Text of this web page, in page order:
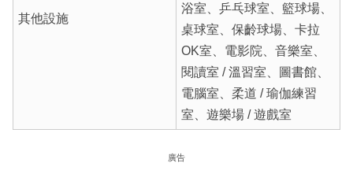
其他設施
浴室、乒乓球室、籃球場、
桌球室、保齡球場、卡拉
OK室、電影院、音樂室、
閱讀室 / 溫習室、圖書館、
電腦室、柔道 / 瑜伽練習
室、遊樂場 / 遊戲室
廣告